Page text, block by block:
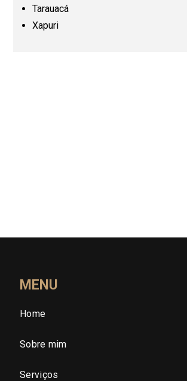
Tarauacá
Xapuri
MENU
Home
Sobre mim
Serviços